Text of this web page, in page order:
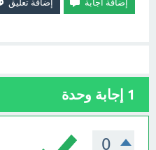
1 إجابة وحدة
0